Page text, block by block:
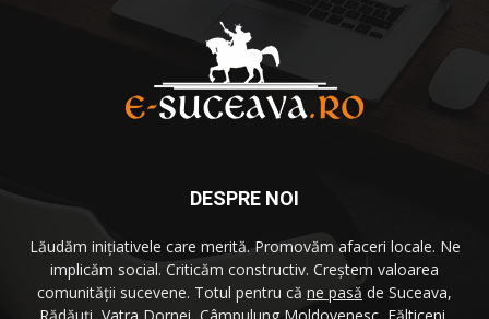
DESPRE NOI
Lăudăm iniţiativele care merită. Promovăm afaceri locale. Ne
implicăm social. Criticăm constructiv. Creştem valoarea
comunităţii sucevene. Totul pentru că ne pasă de Suceava,
Rădăuţi, Vatra Dornei, Câmpulung Moldovenesc, Fălticeni,